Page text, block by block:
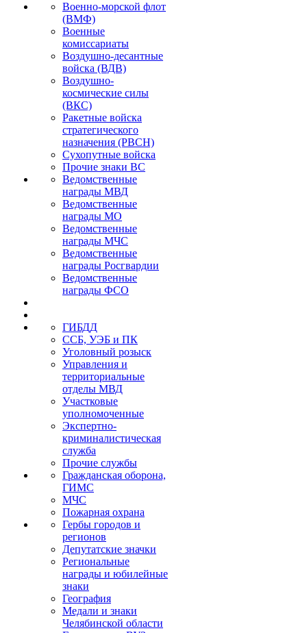
Военно-морской флот
(ВМФ)
Военные
комиссариаты
Воздушно-десантные
войска (ВДВ)
Воздушно-
космические силы
(ВКС)
Ракетные войска
стратегического
назначения (РВСН)
Сухопутные войска
Прочие знаки ВС
Ведомственные
награды МВД
Ведомственные
награды МО
Ведомственные
награды МЧС
Ведомственные
награды Росгвардии
Ведомственные
награды ФСО
ГИБДД
ССБ, УЭБ и ПК
Уголовный розыск
Управления и
территориальные
отделы МВД
Участковые
уполномоченные
Экспертно-
криминалистическая
служба
Прочие службы
Гражданская оборона,
ГИМС
МЧС
Пожарная охрана
Гербы городов и
регионов
Депутатские значки
Региональные
награды и юбилейные
знаки
География
Медали и знаки
Челябинской области